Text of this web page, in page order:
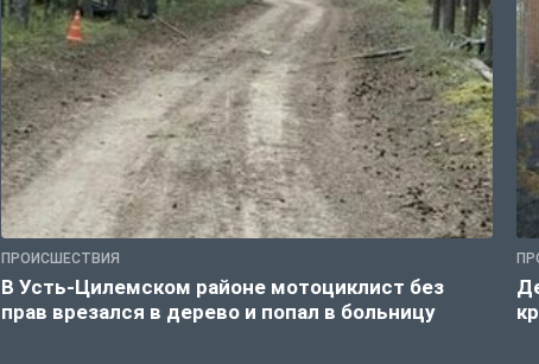
ПРОИСШЕСТВИЯ
В Усть-Цилемском районе мотоциклист без
прав врезался в дерево и попал в больницу